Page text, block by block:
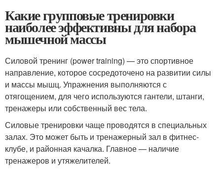
Какие групповые тренировки
наиболее эффективны для набора
мышечной массы
Силовой тренинг (power training) — это спортивное
направление, которое сосредоточено на развитии силы
и массы мышц. Упражнения выполняются с
отягощением, для чего используются гантели, штанги,
тренажеры или собственный вес тела.
Силовые тренировки чаще проводятся в специальных
залах. Это может быть и тренажерный зал в фитнес-
клубе, и районная качалка. Главное — наличие
тренажеров и утяжелителей.